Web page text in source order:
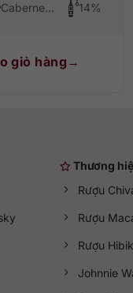
Cabernet Sauvignon, Carmenere 14%
giỏ hàng
Thương
Rượu
Rượu
Rượu
Johnnie